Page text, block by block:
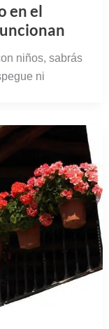
en el
niños, sabrás
ni